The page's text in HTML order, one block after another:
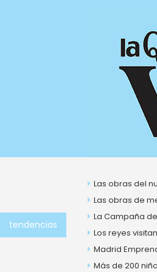
tendencias
Las obras del
Las obras de
La Campaña
Los reyes
Madrid
Más de 200